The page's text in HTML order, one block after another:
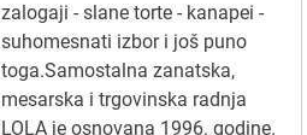
zalogaji - slane torte - kanapei -
suhomesnati izbor i još puno
toga.Samostalna zanatska,
mesarska i trgovinska radnja
LOLA je osnovana 1996. godine.